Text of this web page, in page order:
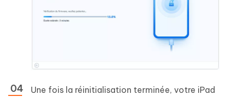
Une fois la réinitialisation terminée, votre iPad